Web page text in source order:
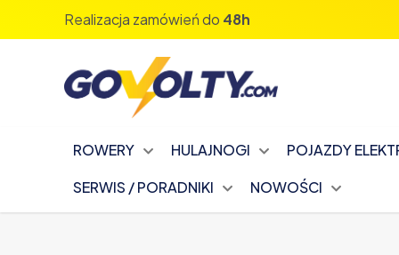
Realizacja zamówień do 48h
ROWERY HULAJNOGI POJAZDY
SERWIS / PORADNIKI
NOWOŚCI